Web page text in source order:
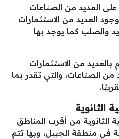
العديد من الصناعات
العديد من الاستثمارات
والصلب كما يوجد بها
من الاستثمارات
من الصناعات، والتي تقدر بما
الثانوية
الثانوية من أقرب المناطق
في منطقة الجبيل، وبها تتم